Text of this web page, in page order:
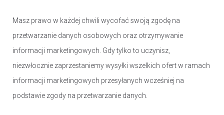
Masz prawo w każdej chwili wycofać swoją zgodę na
przetwarzanie danych osobowych oraz otrzymywanie
informacji marketingowych. Gdy tylko to uczynisz,
niezwłocznie zaprzestaniemy wysyłki wszelkich ofert w ramach
informacji marketingowych przesyłanych wcześniej na
podstawie zgody na przetwarzanie danych.